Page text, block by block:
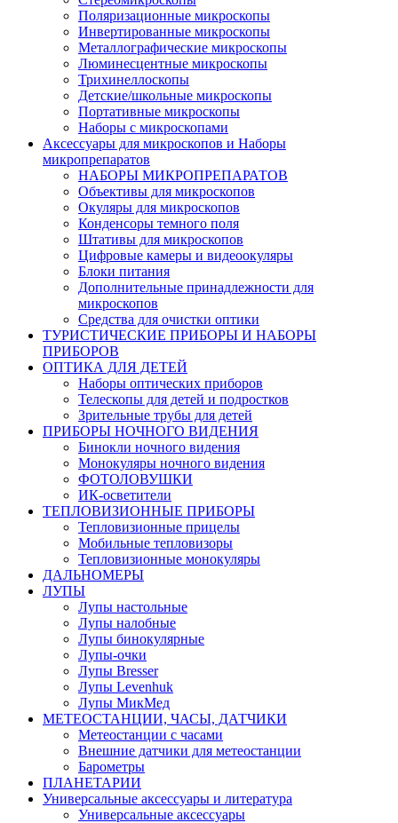
Поляризационные микроскопы
Инвертированные микроскопы
Металлографические микроскопы
Люминесцентные микроскопы
Трихинеллоскопы
Детские/школьные микроскопы
Портативные микроскопы
Наборы с микроскопами
Аксессуары для микроскопов и Наборы
микропрепаратов
НАБОРЫ МИКРОПРЕПАРАТОВ
Объективы для микроскопов
Окуляры для микроскопов
Конденсоры темного поля
Штативы для микроскопов
Цифровые камеры и видеоокуляры
Блоки питания
Дополнительные принадлежности для
микроскопов
Средства для очистки оптики
ТУРИСТИЧЕСКИЕ ПРИБОРЫ И НАБОРЫ
ПРИБОРОВ
ОПТИКА ДЛЯ ДЕТЕЙ
Наборы оптических приборов
Телескопы для детей и подростков
Зрительные трубы для детей
ПРИБОРЫ НОЧНОГО ВИДЕНИЯ
Бинокли ночного видения
Монокуляры ночного видения
ФОТОЛОВУШКИ
ИК-осветители
ТЕПЛОВИЗИОННЫЕ ПРИБОРЫ
Тепловизионные прицелы
Мобильные тепловизоры
Тепловизионные монокуляры
ДАЛЬНОМЕРЫ
ЛУПЫ
Лупы настольные
Лупы налобные
Лупы бинокулярные
Лупы-очки
Лупы Bresser
Лупы Levenhuk
Лупы МикМед
МЕТЕОСТАНЦИИ, ЧАСЫ, ДАТЧИКИ
Метеостанции с часами
Внешние датчики для метеостанции
Барометры
ПЛАНЕТАРИИ
Универсальные аксессуары и литература
Универсальные аксессуары